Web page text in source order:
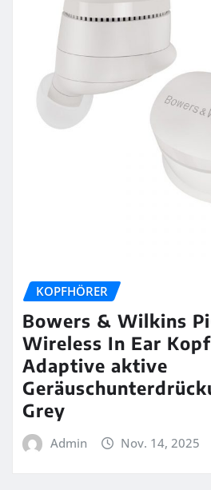
KOPFHÖRER
Bowers & Wilkins
Wireless In Ear
Adaptive aktive
Grey
Admin Nov. 14, 2025